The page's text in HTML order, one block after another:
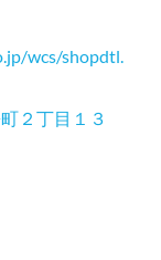
wcs/shopdtl.
２丁目１３